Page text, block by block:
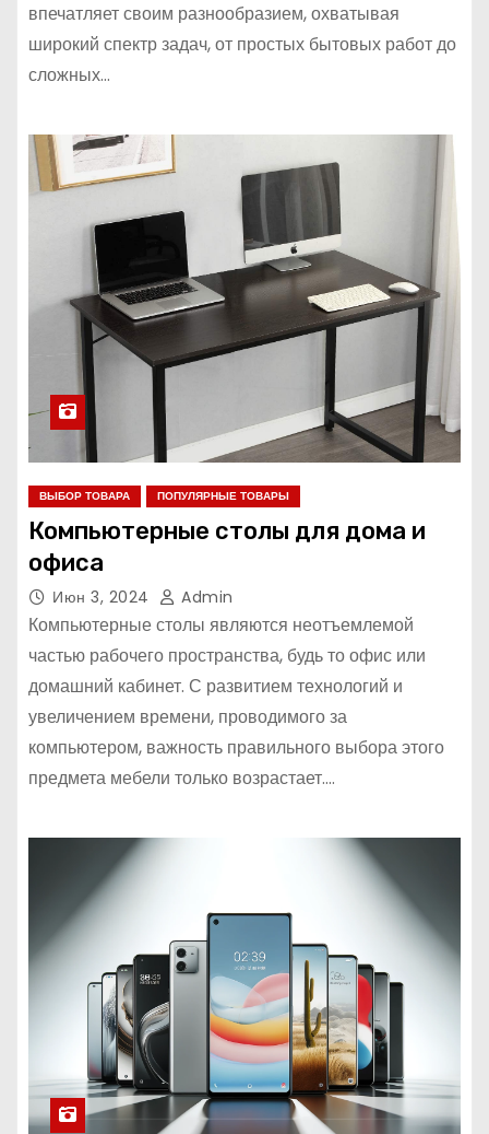
впечатляет своим разнообразием, охватывая
широкий спектр задач, от простых бытовых работ до
сложных…
ВЫБОР ТОВАРА ПОПУЛЯРНЫЕ ТОВАРЫ
Компьютерные столы для дома и
офиса
Июн 3, 2024 Admin
Компьютерные столы являются неотъемлемой
частью рабочего пространства, будь то офис или
домашний кабинет. С развитием технологий и
увеличением времени, проводимого за
компьютером, важность правильного выбора этого
предмета мебели только возрастает.…